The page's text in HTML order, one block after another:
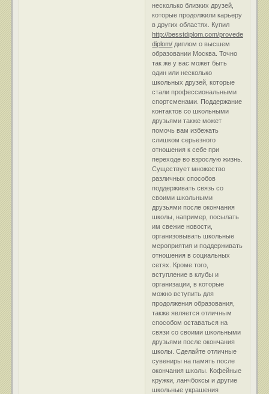
несколько близких друзей,
которые продолжили карьеру
в других областях. Купил
http://besstdiplom.com/provedennyj-
diplom/ диплом о высшем
образовании Москва. Точно
так же у вас может быть
один или несколько
школьных друзей, которые
стали профессиональными
спортсменами. Поддержание
контактов со школьными
друзьями также может
помочь вам избежать
слишком серьезного
отношения к себе при
переходе во взрослую жизнь.
Существует множество
различных способов
поддерживать связь со
своими школьными
друзьями после окончания
школы, например, посылать
им свежие новости,
организовывать школьные
мероприятия и поддерживать
отношения в социальных
сетях. Кроме того,
вступление в клубы и
организации, в которые
можно вступить для
продолжения образования,
также является отличным
способом оставаться на
связи со своими школьными
друзьями после окончания
школы. Сделайте отличные
сувениры на память после
окончания школы. Кофейные
кружки, ланчбоксы и другие
школьные украшения